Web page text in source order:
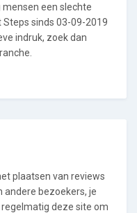
een slechte
sinds 03-09-2019
indruk, zoek dan
plaatsen van reviews
andere bezoekers, je
deze site om